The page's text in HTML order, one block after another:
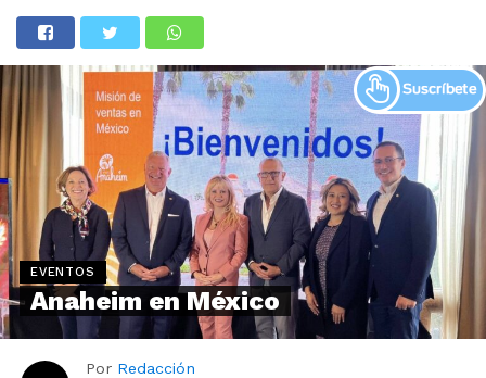
EVENTOS
Anaheim en México
Por Redacción